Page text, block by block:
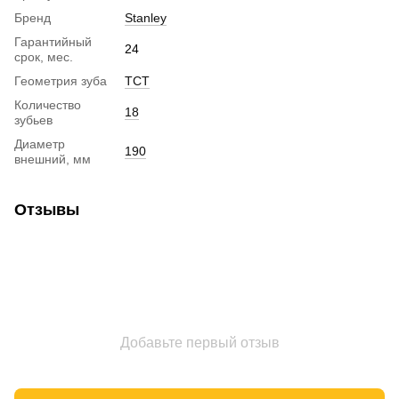
Бренд
Stanley
Гарантийный
срок, мес.
24
Геометрия зуба
TCT
Количество
зубьев
18
Диаметр
внешний, мм
190
Отзывы
Добавьте первый отзыв